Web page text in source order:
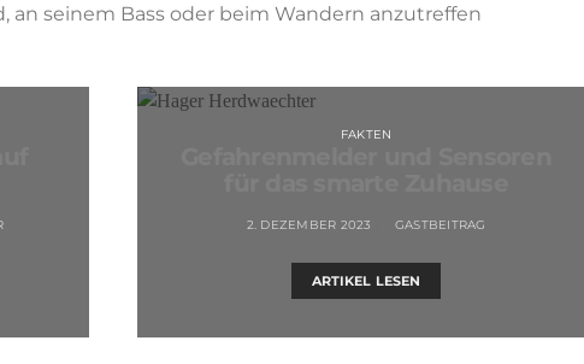
an seinem Bass oder beim Wandern anzutreffen
FAKTEN
2. DEZEMBER 2023 GASTBEITRAG
ARTIKEL LESEN